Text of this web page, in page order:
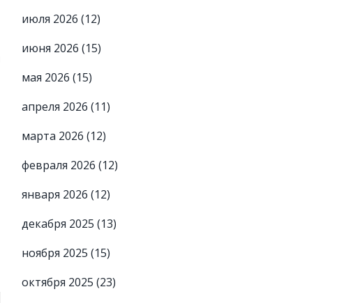
июля 2026 (12)
июня 2026 (15)
мая 2026 (15)
апреля 2026 (11)
марта 2026 (12)
февраля 2026 (12)
января 2026 (12)
декабря 2025 (13)
ноября 2025 (15)
октября 2025 (23)